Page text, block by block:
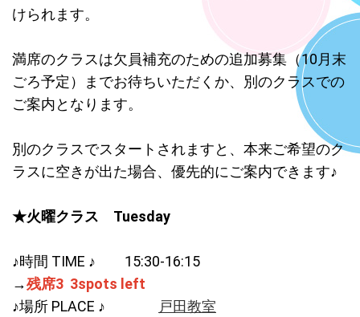
申し込みください。
2023.11.25
冬タームは12/12から！全週参加するには12/2までに体験に来てく
ださいね！火曜クラス（10:15）、水曜クラス（17:30）、土曜ク
ラス１（10:15）土曜クラス２（11:15）から1回無料体験できま
2023.08.11
秋の無料体験!8月22日から始まります。火曜10:15, 水曜17:30, 土曜
申し込みはお早めに♡
7月から夏ターム開始！途中入会もできます。火曜午前、水曜夕
方、土曜午前のクラスがありますよ~♪無料体験にぜひ来てね！
けられます。
満席のクラスは欠員補充のための追加募集（10月末
ごろ予定）までお待ちいただくか、別のクラスでの
ご案内となります。
別のクラスでスタートされますと、本来ご希望のク
ラスに空きが出た場合、優先的にご案内できます♪
★火曜クラス Tuesday
♪時間 TIME ♪ 15:30-16:15
→残席3 3spots left
♪場所 PLACE ♪
戸田教室